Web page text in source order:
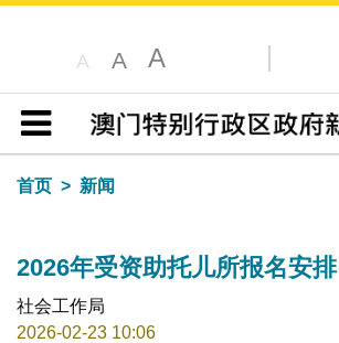
A A A
目录
首页
新闻
2026年受资助托儿所报名安排
社会工作局
2026-02-23 10:06